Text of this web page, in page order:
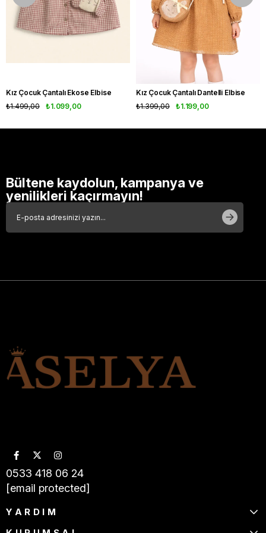
Kız Çocuk Çantalı Ekose Elbise
₺1.099,00
₺1.499,00
Kız Çocuk Çantalı Dantelli Elbise
₺1.199,00
₺1.399,00
Bültene kaydolun, kampanya ve
yenilikleri kaçırmayın!
0533 418 06 24
[email protected]
YARDIM